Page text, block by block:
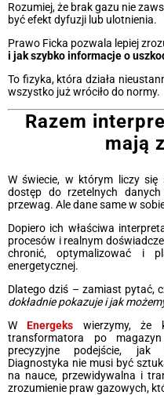
Rozumiej, że brak gazu nie
być efekt dyfuzji lub ulotnienia.
Prawo Ficka pozwala lepiej
i jak szybko informacje o
To fizyka, która działa
wszystko już wróciło do normy.
Razem
mają
W świecie, w którym liczy
dostęp do rzetelnych
przewag. Ale dane same w
Dopiero ich właściwa
procesów i realnym
chronić, optymalizować i
energetycznej.
Dlatego dziś – zamiast pytać,
dokładnie pokazuje i jak
WEnergeks wierzymy, że
transformatora po
precyzyjne podejście, jak
Diagnostyka nie musi być
na nauce, przewidywalna i
zrozumienie praw gazowych,